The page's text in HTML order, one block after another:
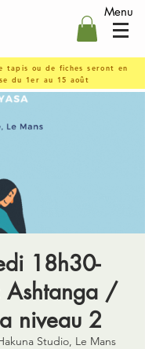
Menu
tapis ou de fiches seront en
du 1er au 15 août
18h30-
Ashtanga /
niveau 2
Studio, Le Mans